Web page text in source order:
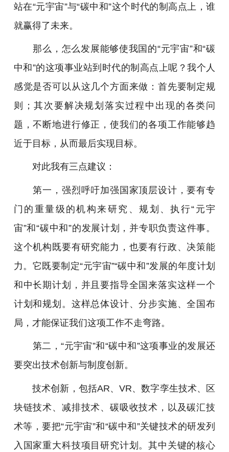
站在“元宇宙”与“碳中和”这个时代的制高点上，谁
就赢得了未来。
那么，怎么发展能够使我国的“元宇宙”和“碳
中和”的这项事业站到时代的制高点上呢？我个人
感觉是否可以从这几个方面来做：首先要制定规
则；其次要解决规划落实过程中出现的各类问
题，不断地进行修正，使我们的各项工作能够趋
近于目标，从而最后实现目标。
对此我有三点建议：
第一，强烈呼吁加强国家顶层设计，要有专
门的重量级的机构来研究、规划、执行“元宇
宙”和“碳中和”的发展计划，并专职负责这件事。
这个机构既要有研究能力，也要有行政、决策能
力。它既要制定“元宇宙”“碳中和”发展的年度计划
和中长期计划，并且要指导全国来落实这样一个
计划和规划。这样总体设计、分步实施、全国布
局，才能保证我们这项工作不走弯路。
第二，“元宇宙”和“碳中和”这项事业的发展还
要突出技术创新与制度创新。
技术创新，包括AR、VR、数字孪生技术、区
块链技术、减排技术、碳吸收技术，以及碳汇技
术等，要把“元宇宙”和“碳中和”关键技术的研发列
入国家重大科技项目研究计划。其中关键的核心